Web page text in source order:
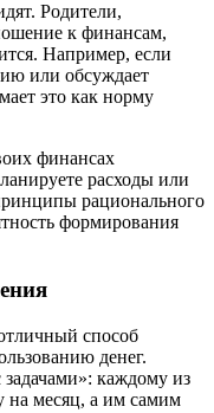
Родители,
к финансам,
Например, если
или обсуждает
это как норму
финансах
расходы или
рационального
формирования
способ
денег.
каждому из
на месяц, а им самим